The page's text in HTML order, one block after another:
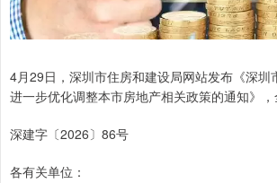
4月29日，深圳市住房和建设局网站发布《深圳
进一步优化调整本市房地产相关政策的通知》，
深建字〔2026〕86号
各有关单位：